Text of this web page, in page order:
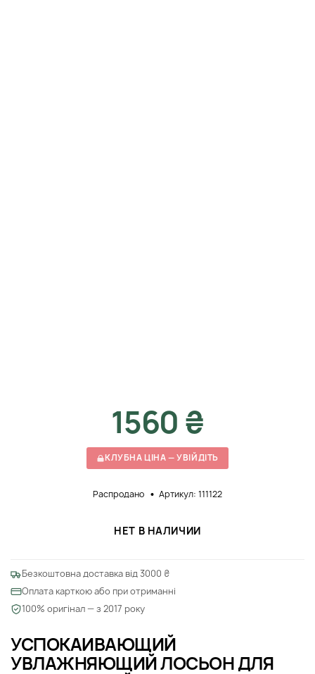
УСПОКАИВАЮЩИЙ
УВЛАЖНЯЮЩИЙ ЛОСЬОН ДЛЯ
1560 ₴
КЛУБНА ЦІНА — УВІЙДІТЬ
Распродано Артикул: 111122
НЕТ В НАЛИЧИИ
Безкоштовна доставка від 3000 ₴
Оплата карткою або при отриманні
100% оригінал — з 2017 року